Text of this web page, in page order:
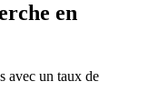
en
avec un taux de